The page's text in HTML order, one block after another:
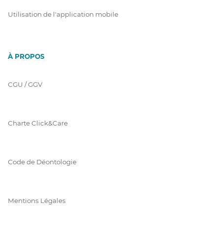
Utilisation de l'application mobile
À PROPOS
CGU / GGV
Charte Click&Care
Code de Déontologie
Mentions Légales